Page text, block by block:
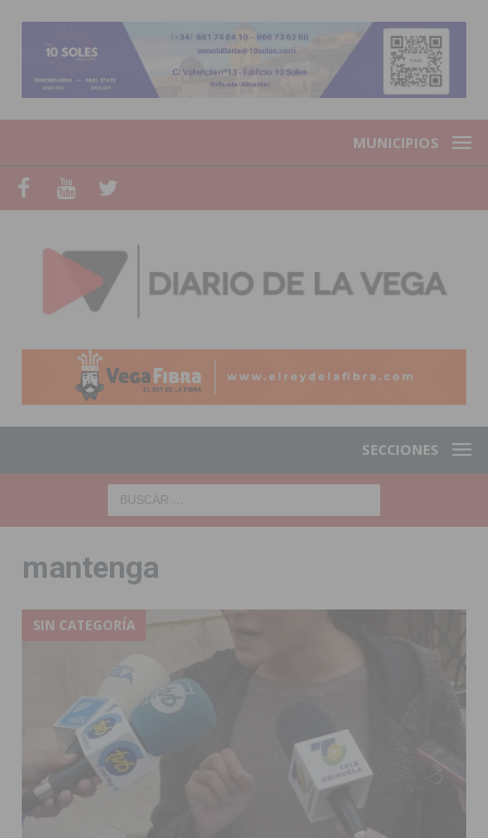
MUNICIPIOS
SECCIONES
mantenga
SIN CATEGORÍA